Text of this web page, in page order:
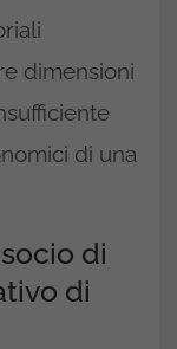
dimensioni
di una
di
di